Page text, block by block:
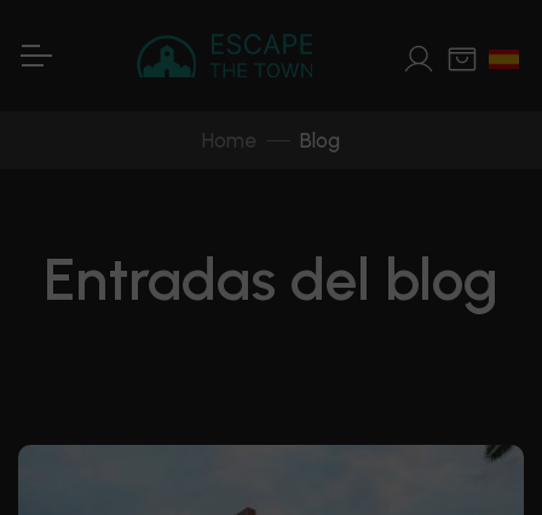
Home Blog
Entradas del blog